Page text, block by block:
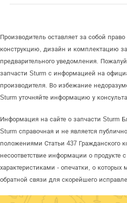
Производитель оставляет за собой
конструкцию, дизайн и комплектацию
предварительного уведомления.
запчасти Sturm с информацией на
производителя. Во избежание
Sturm уточняйте информацию у
Информация на сайте о запчасти Sturm
Sturm справочная и не является
положениями Статьи 437 Гражданского
несоответствие информации о продукте
характеристиками - опечатки, о
обратной связи для скорейшего